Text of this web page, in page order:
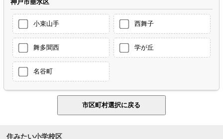
小束山手 西舞子
舞多聞西 学が丘
名谷町
住みたい小学校区